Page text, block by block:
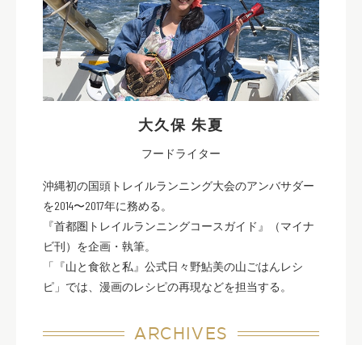
大久保 朱夏
フードライター
沖縄初の国頭トレイルランニング大会のアンバサダー
を2014〜2017年に務める。
『首都圏トレイルランニングコースガイド』（マイナ
ビ刊）を企画・執筆。
「『山と食欲と私』公式日々野鮎美の山ごはんレシ
ピ」では、漫画のレシピの再現などを担当する。
ARCHIVES